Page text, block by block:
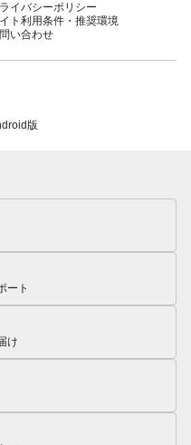
イバシーポリシー
ト利用条件・推奨環境
い合わせ
版
ート
け